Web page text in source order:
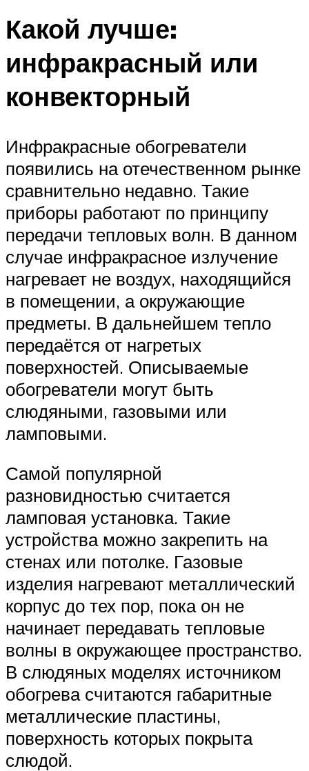
Какой лучше:
инфракрасный или
конвекторный
Инфракрасные обогреватели
появились на отечественном рынке
сравнительно недавно. Такие
приборы работают по принципу
передачи тепловых волн. В данном
случае инфракрасное излучение
нагревает не воздух, находящийся
в помещении, а окружающие
предметы. В дальнейшем тепло
передаётся от нагретых
поверхностей. Описываемые
обогреватели могут быть
слюдяными, газовыми или
ламповыми.
Самой популярной
разновидностью считается
ламповая установка. Такие
устройства можно закрепить на
стенах или потолке. Газовые
изделия нагревают металлический
корпус до тех пор, пока он не
начинает передавать тепловые
волны в окружающее пространство.
В слюдяных моделях источником
обогрева считаются габаритные
металлические пластины,
поверхность которых покрыта
слюдой.